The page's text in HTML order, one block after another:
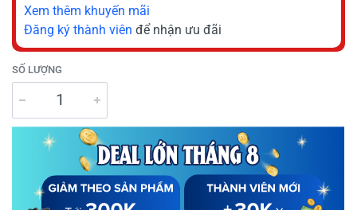
Xem thêm khuyến mãi
Đăng ký thành viên để nhận ưu đãi
SỐ LƯỢNG